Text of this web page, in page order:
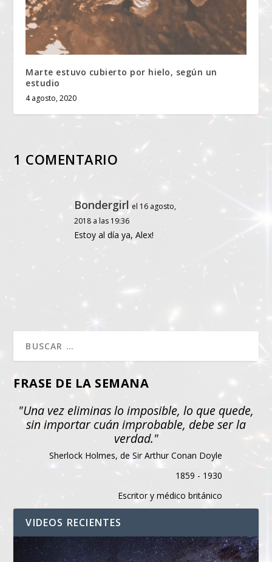
Marte estuvo cubierto por hielo, según un
estudio
4 agosto, 2020
1 COMENTARIO
Bondergirl el 16 agosto,
2018 a las 19:36
Estoy al día ya, Alex!
FRASE DE LA SEMANA
"Una vez eliminas lo imposible, lo que quede,
sin importar cuán improbable, debe ser la
verdad."
Sherlock Holmes, de Sir Arthur Conan Doyle
1859 - 1930
Escritor y médico británico
VIDEOS RECIENTES